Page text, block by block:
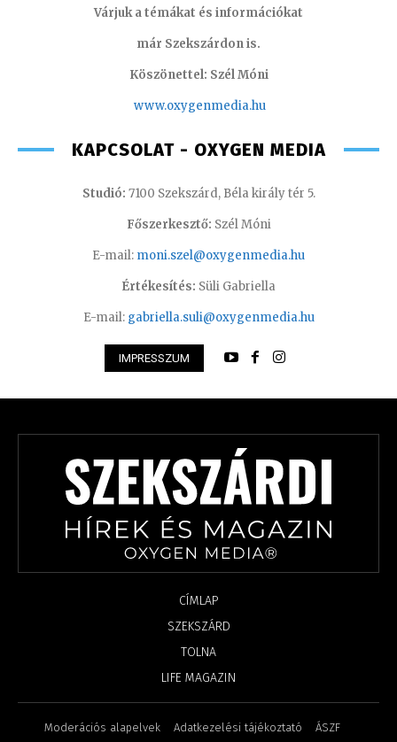
Várjuk a témákat és információkat
már Szekszárdon is.
Köszönettel: Szél Móni
www.oxygenmedia.hu
KAPCSOLAT - OXYGEN MEDIA
Studió: 7100 Szekszárd, Béla király tér 5.
Főszerkesztő: Szél Móni
E-mail: moni.szel@oxygenmedia.hu
Értékesítés: Süli Gabriella
E-mail: gabriella.suli@oxygenmedia.hu
IMPRESSZUM
CÍMLAP
SZEKSZÁRD
TOLNA
LIFE MAGAZIN
Moderációs alapelvek Adatkezelési tájékoztató ÁSZF